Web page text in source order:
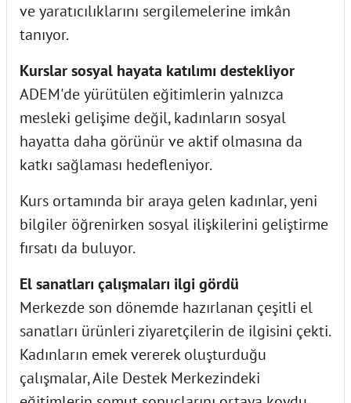
ve yaratıcılıklarını sergilemelerine imkân
tanıyor.
Kurslar sosyal hayata katılımı destekliyor
ADEM'de yürütülen eğitimlerin yalnızca
mesleki gelişime değil, kadınların sosyal
hayatta daha görünür ve aktif olmasına da
katkı sağlaması hedefleniyor.
Kurs ortamında bir araya gelen kadınlar, yeni
bilgiler öğrenirken sosyal ilişkilerini geliştirme
fırsatı da buluyor.
El sanatları çalışmaları ilgi gördü
Merkezde son dönemde hazırlanan çeşitli el
sanatları ürünleri ziyaretçilerin de ilgisini çekti.
Kadınların emek vererek oluşturduğu
çalışmalar, Aile Destek Merkezindeki